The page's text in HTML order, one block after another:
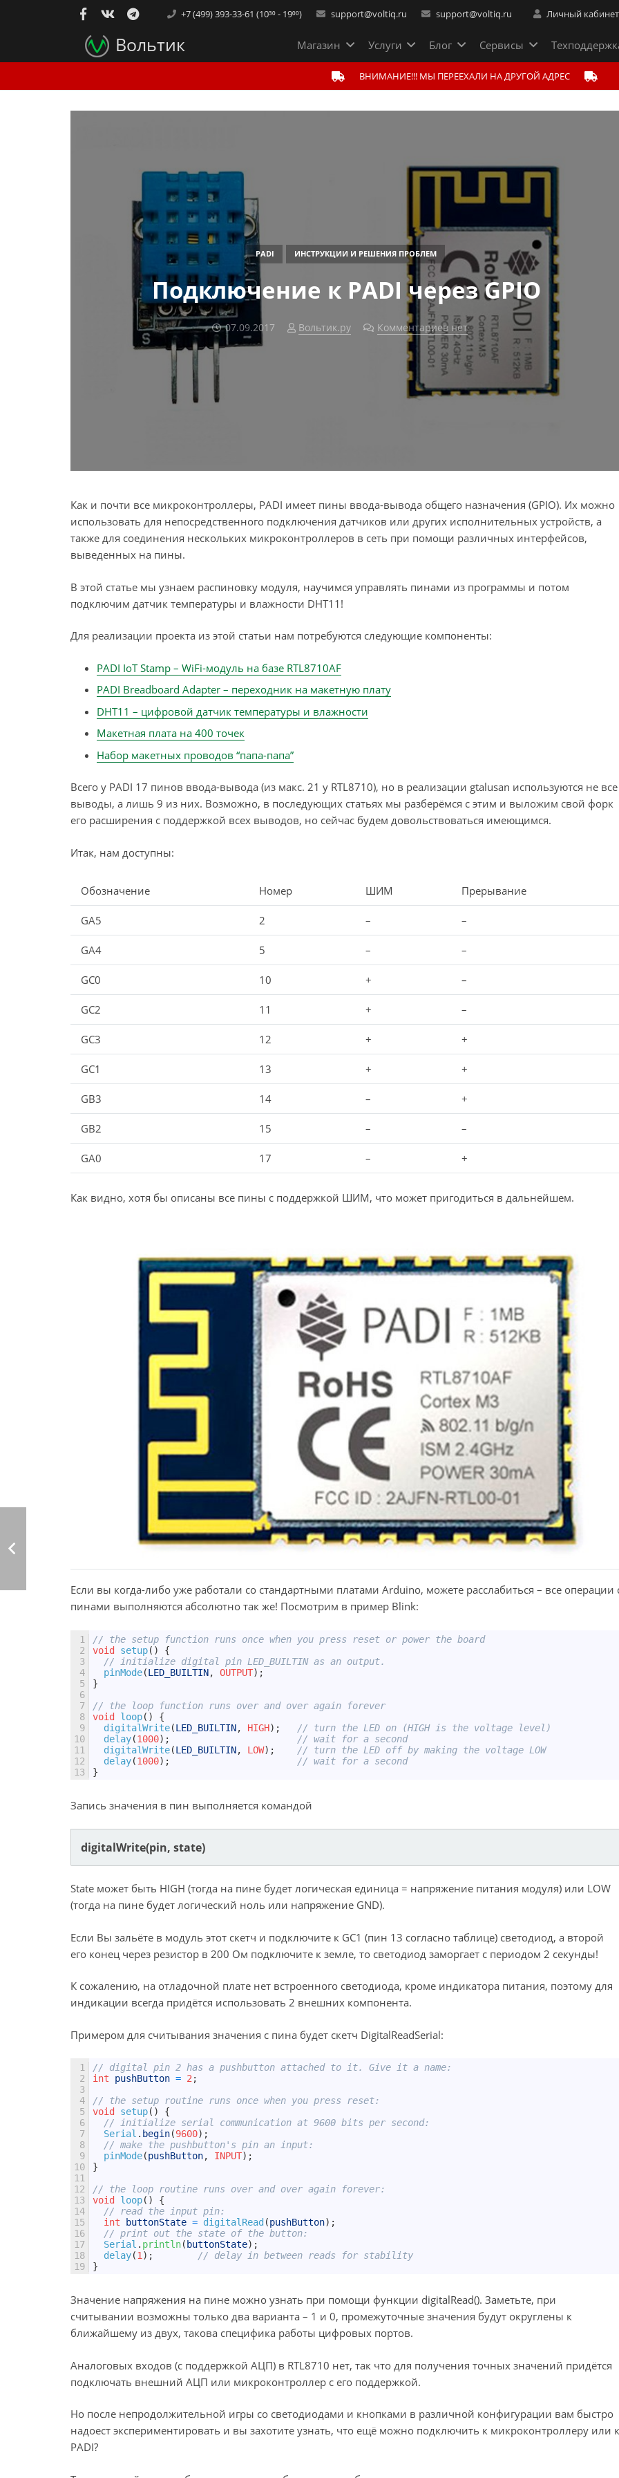
+7 (499) 393-33-61 (10³⁰ - 19⁰⁰) support@voltiq.ru support@voltiq.ru Личный кабинет
Вольтик Магазин Услуги Блог Сервисы
ВНИМАНИЕ!!! МЫ ПЕРЕЕХАЛИ НА ДРУГОЙ АДРЕС
Подключение к PADI через GPIO
07.09.2017 Вольтик.ру
PADI ИНСТРУКЦИИ И РЕШЕНИЯ ПРОБЛЕМ
Комментариев нет
Как и почти все микроконтроллеры, PADI имеет пины ввода-вывода общего назначения (GPIO). Их можно
использовать для непосредственного подключения датчиков или других исполнительных устройств, а
также для соединения нескольких микроконтроллеров в сеть при помощи различных интерфейсов,
выведенных на пины.
В этой статье мы узнаем распиновку модуля, научимся управлять пинами из программы и потом
подключим датчик температуры и влажности DHT11!
Для реализации проекта из этой статьи нам потребуются следующие компоненты:
PADI IоT Stamp – WiFi-модуль на базе RTL8710AF
PADI Breadboard Adapter – переходник на макетную плату
DHT11 – цифровой датчик температуры и влажности
Макетная плата на 400 точек
Набор макетных проводов “папа-папа”
Всего у PADI 17 пинов ввода-вывода (из макс. 21 у RTL8710), но в реализации gtalusan используются не все
выводы, а лишь 9 из них. Возможно, в последующих статьях мы разберёмся с этим и выложим свой форк
его расширения с поддержкой всех выводов, но сейчас будем довольствоваться имеющимся.
Итак, нам доступны:
Обозначение Номер ШИМ Прерывание
GA5 2 – –
GA4 5 – –
GC0 10 + –
GC2 11 + –
GC3 12 + +
GC1 13 + +
GB3 14 – +
GB2 15 – –
GA0 17 – +
Как видно, хотя бы описаны все пины с поддержкой ШИМ, что может пригодиться в дальнейшем.
Если вы когда-либо уже работали со стандартными платами Arduino, можете расслабиться – все операции
пинами выполняются абсолютно так же! Посмотрим в пример Blink:
1
2
3
4
5
6
7
8
9
10
11
12
13
// the setup function runs once when you press reset or power the board
void
setup( )
{
// initialize digital pin LED_BUILTIN as an output.
pinMode(LED_BUILTIN, OUTPUT) ;
}
// the loop function runs over and over again forever
void
loop( )
{
digitalWrite(LED_BUILTIN, HIGH) ;
// turn the LED on (HIGH is the voltage level)
delay(1000) ;
// wait for a second
digitalWrite(LED_BUILTIN, LOW) ;
// turn the LED off by making the voltage LOW
delay(1000) ;
// wait for a second
}
Запись значения в пин выполняется командой
digitalWrite(pin, state)
State может быть HIGH (тогда на пине будет логическая единица = напряжение питания модуля) или LOW
(тогда на пине будет логический ноль или напряжение GND).
Если Вы зальёте в модуль этот скетч и подключите к GC1 (пин 13 согласно таблице) светодиод, а второй
его конец через резистор в 200 Ом подключите к земле, то светодиод заморгает с периодом 2 секунды!
К сожалению, на отладочной плате нет встроенного светодиода, кроме индикатора питания, поэтому для
индикации всегда придётся использовать 2 внешних компонента.
Примером для считывания значения с пина будет скетч DigitalReadSerial:
1
2
3
4
5
6
7
8
9
10
11
12
13
14
15
16
17
18
19
// digital pin 2 has a pushbutton attached to it. Give it a name:
int
pushButton = 2;
// the setup routine runs once when you press reset:
void
setup( )
{
// initialize serial communication at 9600 bits per second:
Serial . begin(9600) ;
// make the pushbutton's pin an input:
pinMode(pushButton, INPUT) ;
}
// the loop routine runs over and over again forever:
void
loop( )
{
// read the input pin:
int
buttonState = digitalRead (pushButton) ;
// print out the state of the button:
Serial . println( buttonState) ;
delay(1) ;
// delay in between reads for stability
}
Значение напряжения на пине можно узнать при помощи функции digitalRead(). Заметьте, при
считывании возможны только два варианта – 1 и 0, промежуточные значения будут округлены к
ближайшему из двух, такова специфика работы цифровых портов.
Аналоговых входов (с поддержкой АЦП) в RTL8710 нет, так что для получения точных значений придётся
подключать внешний АЦП или микроконтроллер с его поддержкой.
Но после непродолжительной игры со светодиодами и кнопками в различной конфигурации вам быстро
надоест экспериментировать и вы захотите узнать, что ещё можно подключить к микроконтроллеру или к
PADI?